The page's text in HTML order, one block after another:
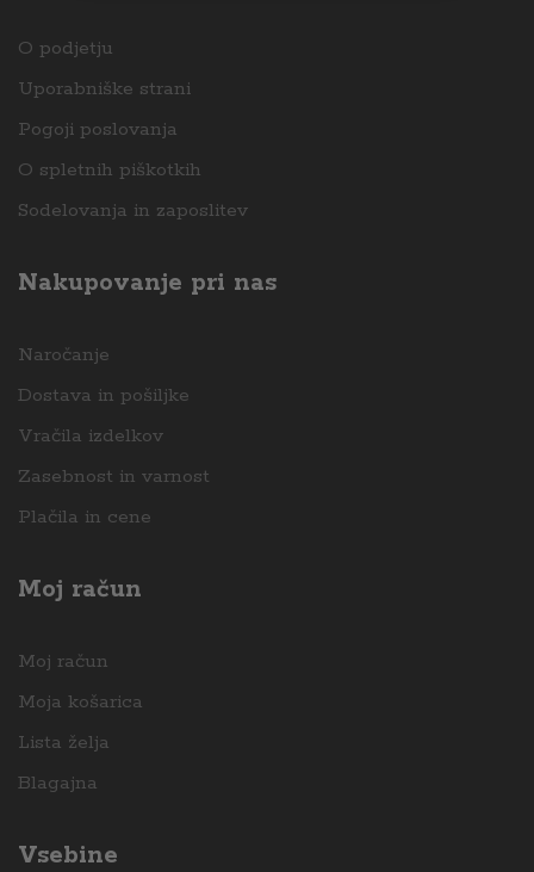
O podjetju
Uporabniške strani
Pogoji poslovanja
O spletnih piškotkih
Sodelovanja in zaposlitev
Nakupovanje pri nas
Naročanje
Dostava in pošiljke
Vračila izdelkov
Zasebnost in varnost
Plačila in cene
Moj račun
Moj račun
Moja košarica
Lista želja
Blagajna
Vsebine